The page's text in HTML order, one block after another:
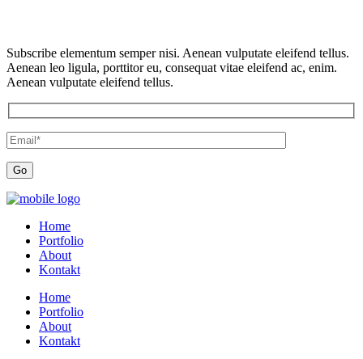
Subscribe elementum semper nisi. Aenean vulputate eleifend tellus.
Aenean leo ligula, porttitor eu, consequat vitae eleifend ac, enim.
Aenean vulputate eleifend tellus.
Home
Portfolio
About
Kontakt
Home
Portfolio
About
Kontakt